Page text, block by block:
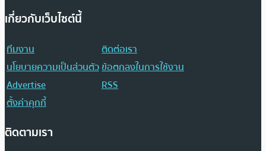
เกี่ยวกับเว็บไซต์นี้
ทีมงาน
ติดต่อเรา
นโยบายความเป็นส่วนตัวข้อตกลงในการใช้งาน
Advertise
RSS
ตั้งค่าคุกกี้
ติดตามเรา